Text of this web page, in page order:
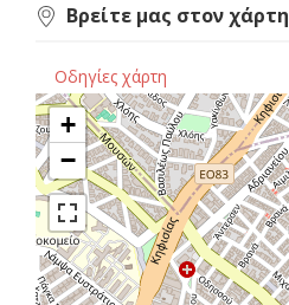
Βρείτε μας στον χάρτη
Οδηγίες χάρτη
+
−